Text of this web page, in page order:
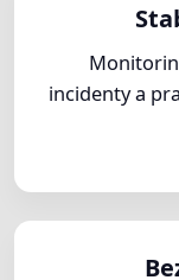
incidenty a